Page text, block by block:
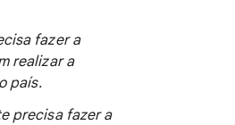
fazer a
realizar a
país.
precisa fazer a